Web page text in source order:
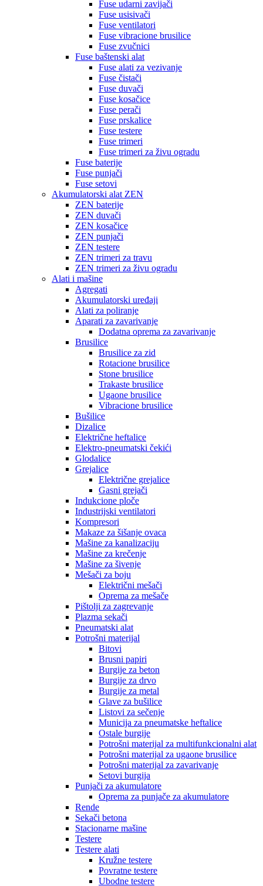
Fuse udarni zavijači
Fuse usisivači
Fuse ventilatori
Fuse vibracione brusilice
Fuse zvučnici
Fuse baštenski alat
Fuse alati za vezivanje
Fuse čistači
Fuse duvači
Fuse kosačice
Fuse perači
Fuse prskalice
Fuse testere
Fuse trimeri
Fuse trimeri za živu ogradu
Fuse baterije
Fuse punjači
Fuse setovi
Akumulatorski alat ZEN
ZEN baterije
ZEN duvači
ZEN kosačice
ZEN punjači
ZEN testere
ZEN trimeri za travu
ZEN trimeri za živu ogradu
Alati i mašine
Agregati
Akumulatorski uređaji
Alati za poliranje
Aparati za zavarivanje
Dodatna oprema za zavarivanje
Brusilice
Brusilice za zid
Rotacione brusilice
Stone brusilice
Trakaste brusilice
Ugaone brusilice
Vibracione brusilice
Bušilice
Dizalice
Električne heftalice
Elektro-pneumatski čekići
Glodalice
Grejalice
Električne grejalice
Gasni grejači
Indukcione ploče
Industrijski ventilatori
Kompresori
Makaze za šišanje ovaca
Mašine za kanalizaciju
Mašine za krečenje
Mašine za šivenje
Mešači za boju
Električni mešači
Oprema za mešače
Pištolji za zagrevanje
Plazma sekači
Pneumatski alat
Potrošni materijal
Bitovi
Brusni papiri
Burgije za beton
Burgije za drvo
Burgije za metal
Glave za bušilice
Listovi za sečenje
Municija za pneumatske heftalice
Ostale burgije
Potrošni materijal za multifunkcionalni alat
Potrošni materijal za ugaone brusilice
Potrošni materijal za zavarivanje
Setovi burgija
Punjači za akumulatore
Oprema za punjače za akumulatore
Rende
Sekači betona
Stacionarne mašine
Testere
Testere alati
Kružne testere
Povratne testere
Ubodne testere